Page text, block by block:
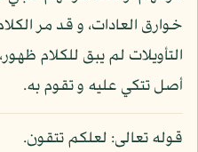
خوارق العادات، و قد مر
التأويلات لم يبق للكلام
أصل تتكي عليه و تقوم به.
قوله تعالى: لعلكم تتقون.